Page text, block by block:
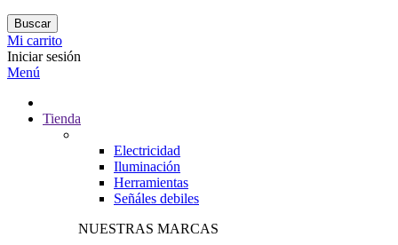
Buscar
Mi carrito
Iniciar sesión
Menú
Tienda
Electricidad
Iluminación
Herramientas
Señáles debiles
NUESTRAS MARCAS